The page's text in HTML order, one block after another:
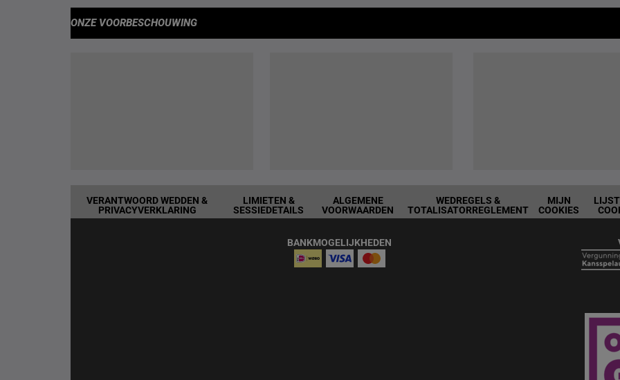
ONZE VOORBESCHOUWING
VERANTWOORD WEDDEN &
PRIVACYVERKLARING
LIMIETEN &
SESSIEDETAILS
ALGEMENE
VOORWAARDEN
WEDREGELS &
TOTALISATORREGLEMENT
MIJN
COOKIES
BANKMOGELIJKHEDEN